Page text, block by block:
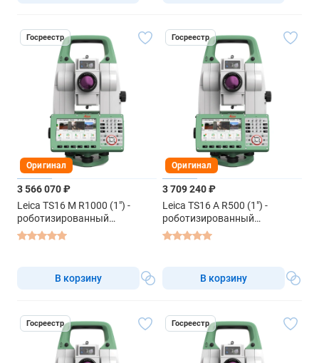
Госреестр
Оригинал
3 566 070 ₽
Leica TS16 M R1000 (1") -
роботизированный
тахеометр
В корзину
Госреестр
Оригинал
3 709 240 ₽
Leica TS16 A R500 (1") -
роботизированный
тахеометр
В корзину
Госреестр Госреестр